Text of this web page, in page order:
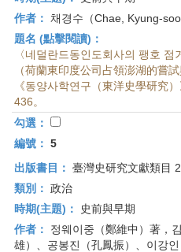
作者：
채경수（Chae, Kyung-soo
題名 (點擊閱讀)：
〈네덜란드동인도회사의 팽호 점
（荷蘭東印度公司占領澎湖的嘗
《동양사학연구（東洋史學研究
436。
勾選：
編號： 5
出版書目： 臺灣史研究文獻類目
類別： 政治
時期(主題)：
史前與早期
作者：
정웨이중（鄭維中）著，
雄）、공봉진（孔鳳振）、이강